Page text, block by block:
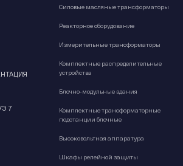
7
Силовые масляные трансформаторы
Реакторное оборудование
Измерительные трансформаторы
Комплектные распределительные
устройства
Блочно-модульные здания
Комплектные трансформаторные
подстанции блочные
Высоковольтная аппаратура
Шкафы релейной защиты